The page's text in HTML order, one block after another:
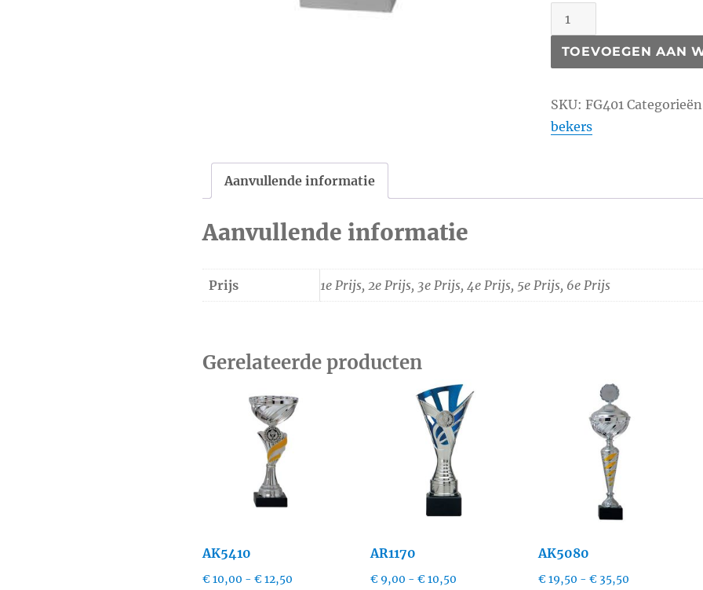
FG401
aantal
TOEVOEGEN AAN
SKU: FG401
bekers
Aanvullende informatie
Aanvullende informatie
Prijs 1e Prijs, 2e Prijs, 3e Prijs, 4e Prijs, 5e Prijs, 6e Prijs
Gerelateerde producten
AK5410
€ 10,00 - € 12,50Prijsklasse:
AR1170
€ 9,00 - € 10,50Prijsklasse:
AK5080
€ 19,50 - € 35,50